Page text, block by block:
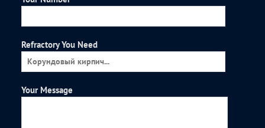
Refractory You Need
Your Message